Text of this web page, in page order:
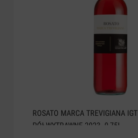
ROSATO MARCA TREVIGIANA IGT
PÓŁWYTRAWNE 2023. 0,75L